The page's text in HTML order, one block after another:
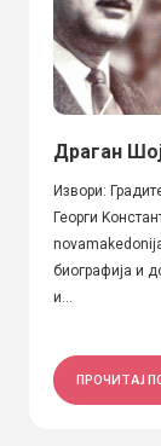
Драган
Извори:
Георги
биографија и
и...
ПРОЧИТАЈ